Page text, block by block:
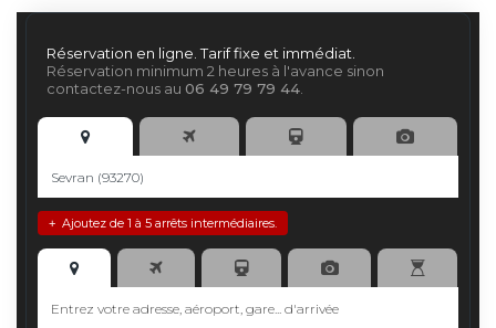
Réservation en ligne. Tarif fixe et immédiat.
Réservation minimum 2 heures à l'avance sinon
contactez-nous au 06 49 79 79 44
Ajoutez de 1 à 5 arrêts intermédiaires.
+